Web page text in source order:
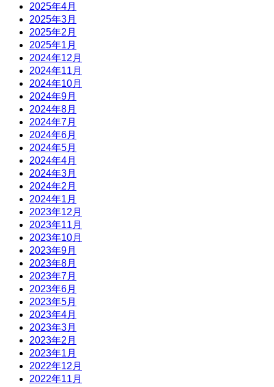
2025年4月
2025年3月
2025年2月
2025年1月
2024年12月
2024年11月
2024年10月
2024年9月
2024年8月
2024年7月
2024年6月
2024年5月
2024年4月
2024年3月
2024年2月
2024年1月
2023年12月
2023年11月
2023年10月
2023年9月
2023年8月
2023年7月
2023年6月
2023年5月
2023年4月
2023年3月
2023年2月
2023年1月
2022年12月
2022年11月